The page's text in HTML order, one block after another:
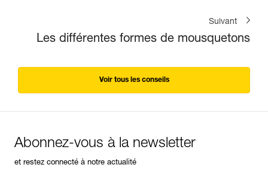
Suivant
Les différentes formes de mousquetons
Voir tous les conseils
Abonnez-vous à la newsletter
et restez connecté à notre actualité